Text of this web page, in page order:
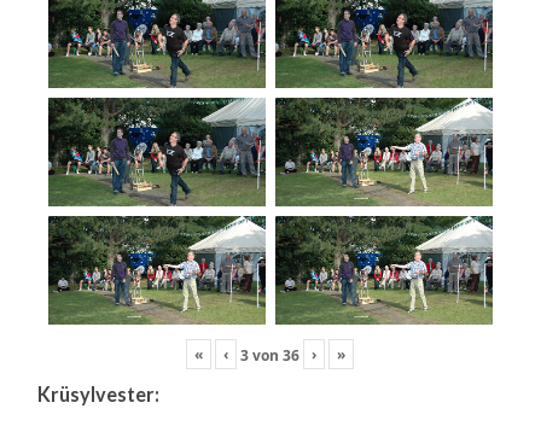
« ‹ 3von36 › »
Krüsylvester: